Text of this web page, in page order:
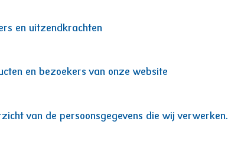
en uitzendkrachten
en bezoekers van onze website
van de persoonsgegevens die wij verwerken.